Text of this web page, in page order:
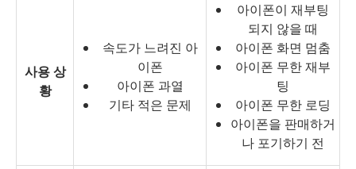
사용 상
황
속도가 느려진 아
이폰
아이폰 과열
기타 적은 문제
아이폰이 재부팅
되지 않을 때
아이폰 화면 멈춤
아이폰 무한 재부
팅
아이폰 무한 로딩
아이폰을 판매하거
나 포기하기 전